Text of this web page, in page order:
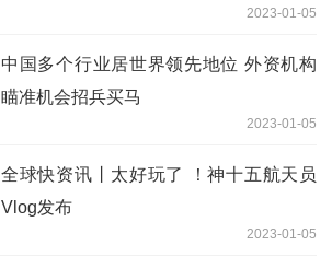
2023-01-05
中国多个行业居世界领先地位 外资机构
瞄准机会招兵买马
2023-01-05
全球快资讯丨太好玩了 ！神十五航天员
Vlog发布
2023-01-05